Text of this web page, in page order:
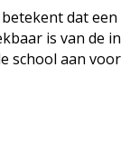
dat
is van de
school aan